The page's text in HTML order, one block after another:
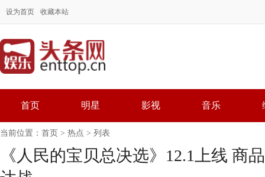
设为首页 收藏本站
首页 明星 影视 音乐
当前位置： 首页 > 热点 > 列表
《人民的宝贝总决选》12.1上线 商